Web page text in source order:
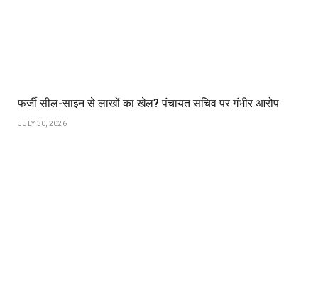
फर्जी सील-साइन से लाखों का खेल? पंचायत सचिव पर गंभीर आरोप
JULY 30, 2026